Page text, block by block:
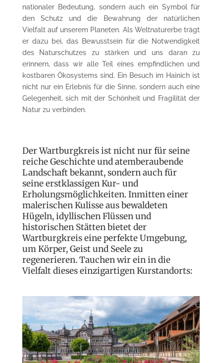
nationaler Bedeutung, sondern auch ein Symbol für
den Schutz und die Bewahrung der natürlichen
Vielfalt auf unserem Planeten. Als Weltnaturerbe trägt
er dazu bei, das Bewusstsein für die Notwendigkeit
des Naturschutzes zu stärken und uns daran zu
erinnern, dass wir alle Teil eines empfindlichen und
kostbaren Ökosystems sind. Ein Besuch im Hainich ist
nicht nur ein Erlebnis für die Sinne, sondern auch eine
Gelegenheit, sich mit der Schönheit und Fragilität der
Natur zu verbinden.
Der Wartburgkreis ist nicht nur für seine
reiche Geschichte und atemberaubende
Landschaft bekannt, sondern auch für
seine erstklassigen Kur- und
Erholungsmöglichkeiten. Inmitten einer
malerischen Kulisse aus bewaldeten
Hügeln, idyllischen Flüssen und
historischen Stätten bietet der
Wartburgkreis eine perfekte Umgebung,
um Körper, Geist und Seele zu
regenerieren. Tauchen wir ein in die
Vielfalt dieses einzigartigen Kurstandorts: